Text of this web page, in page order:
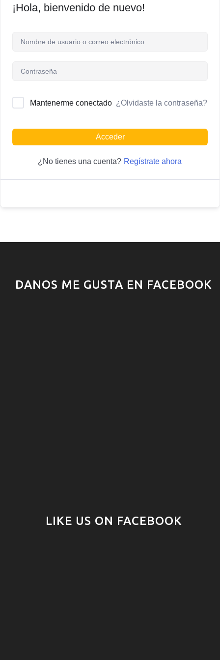
¡Hola, bienvenido de nuevo!
Mantenerme conectado ¿Olvidaste la contraseña?
Acceder
¿No tienes una cuenta? Regístrate ahora
DANOS ME GUSTA EN FACEBOOK
LIKE US ON FACEBOOK